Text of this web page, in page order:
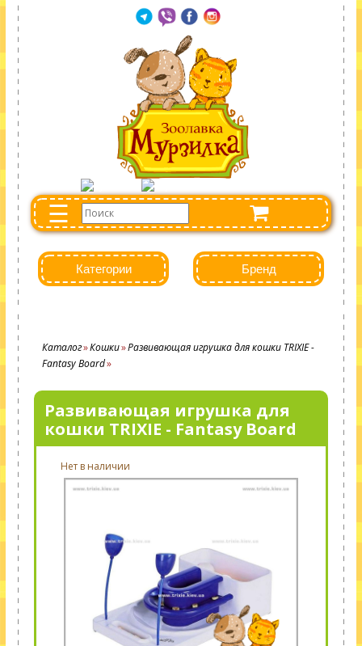
☰
Категории Бренд
Каталог Кошки Развивающая игрушка для кошки TRIXIE -
Fantasy Board
Развивающая игрушка для
кошки TRIXIE - Fantasy Board
Нет в наличии